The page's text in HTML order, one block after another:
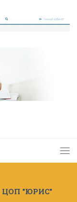
ЦОП "ЮРИС"